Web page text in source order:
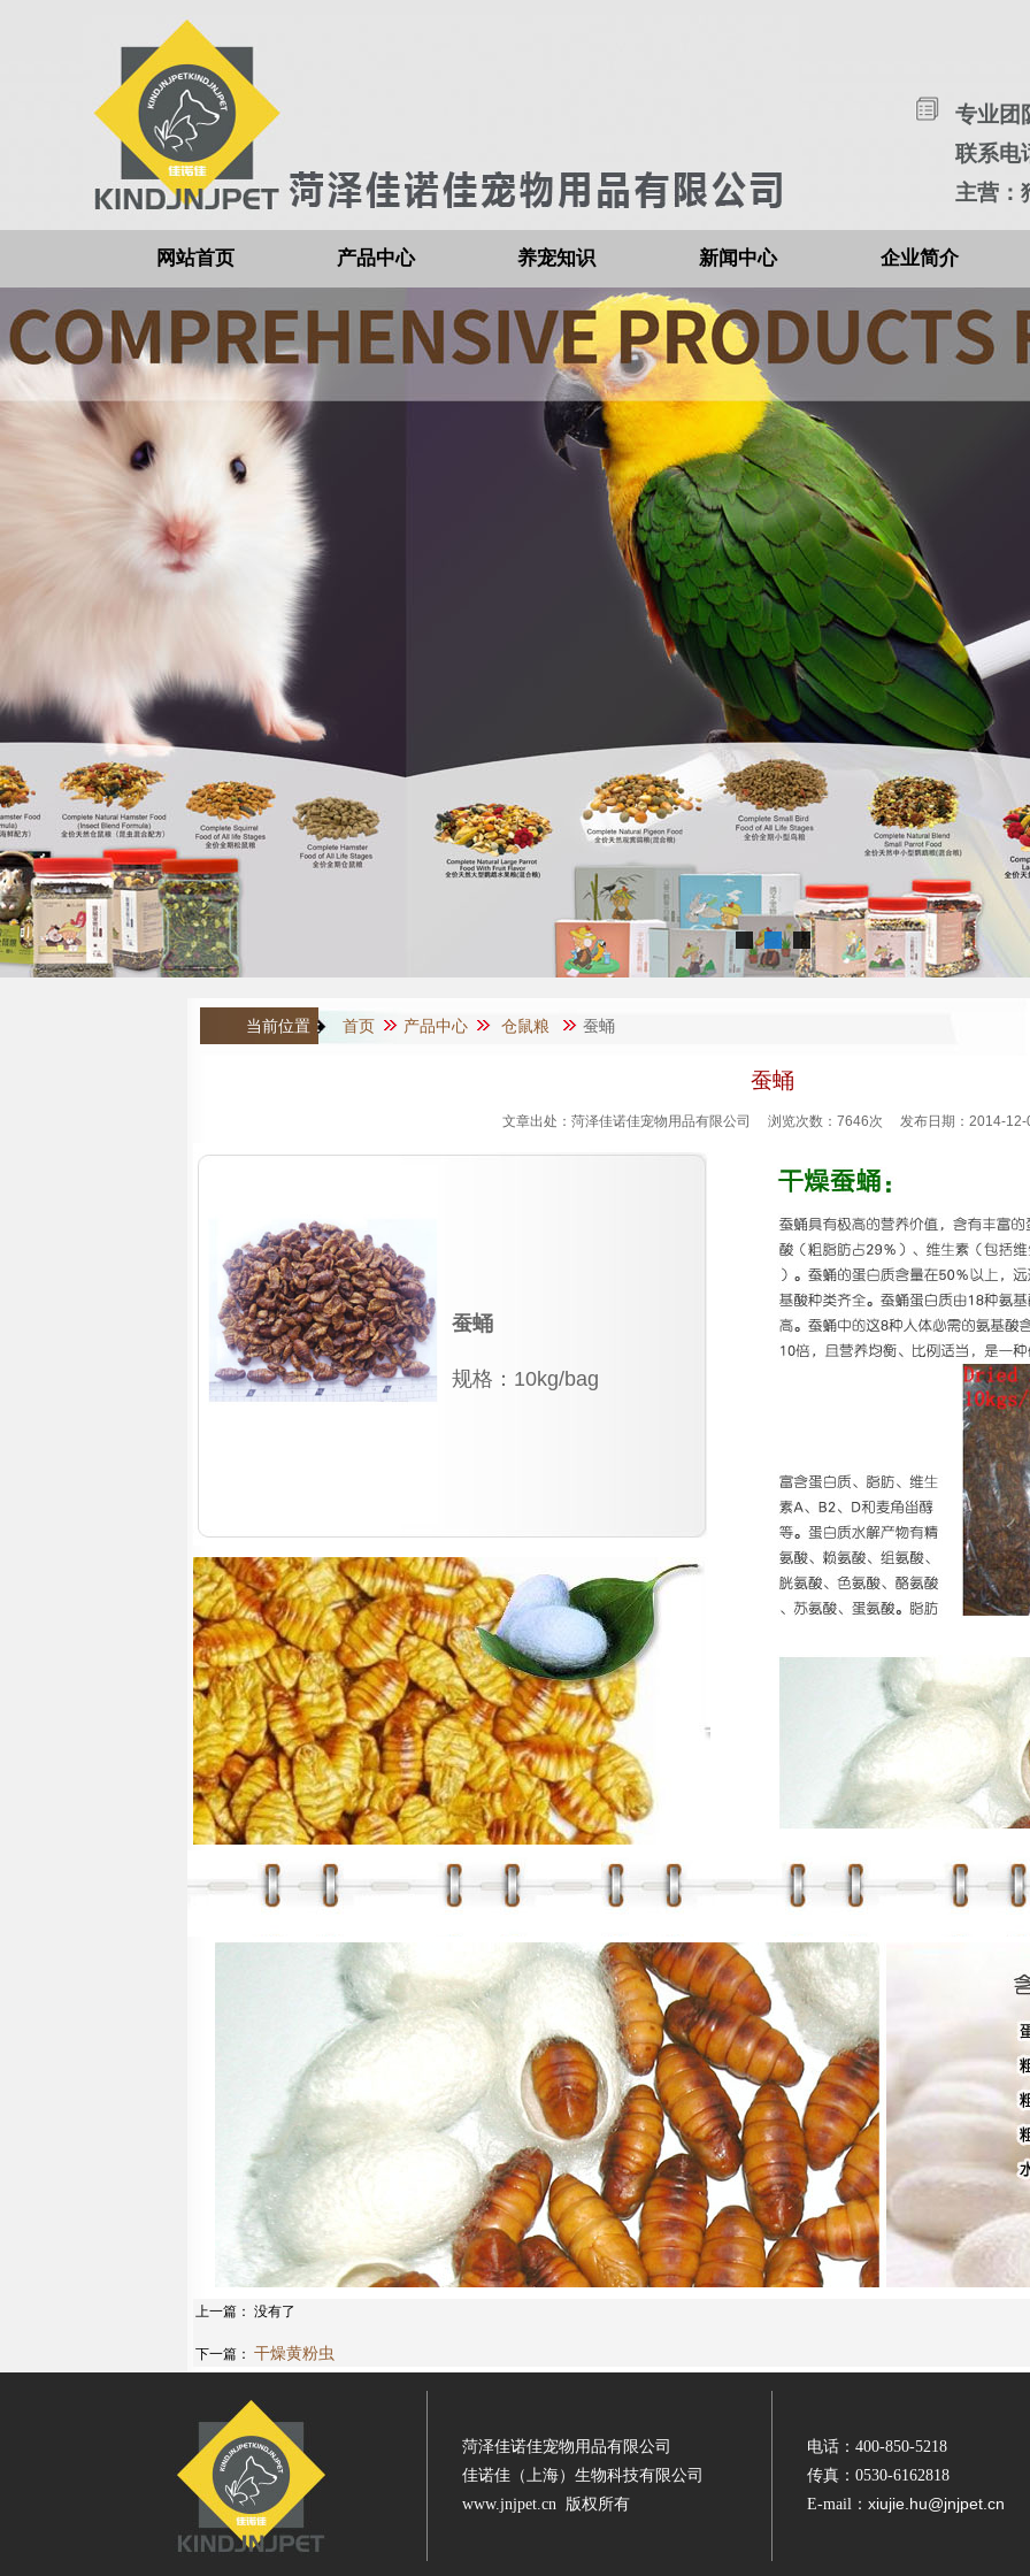
专业团
联系电
主营：
网站首页 产品中心 养宠知识 新闻中心 企业简介
3
当前位置： 首页 产品中心 仓鼠粮 蚕蛹
蚕蛹
文章出处：菏泽佳诺佳宠物用品有限公司 浏览次数：7646次 发布日期：2014-12-
蚕蛹
规格：10kg/bag
上一篇： 没有了
下一篇： 干燥黄粉虫
菏泽佳诺佳宠物用品有限公司
佳诺佳（上海）生物科技有限公司
www.jnjpet.cn 版权所有
电话：400-850-5218
传真：0530-6162818
E-mail： xiujie.hu@jnjpet.cn